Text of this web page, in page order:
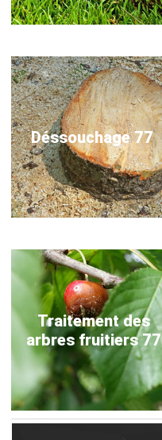
Déssouchage 77
Traitement des
arbres fruitiers 77